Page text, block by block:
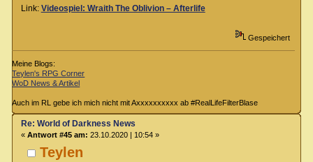
Link: Videospiel: Wraith The Oblivion – Afterlife
Gespeichert
Meine Blogs:
Teylen's RPG Corner
WoD News & Artikel
Auch im RL gebe ich mich nicht mit Axxxxxxxxxx ab #RealLifeFilterBlase
Teylen
Re: World of Darkness News
« Antwort #45 am: 23.10.2020 | 10:54 »